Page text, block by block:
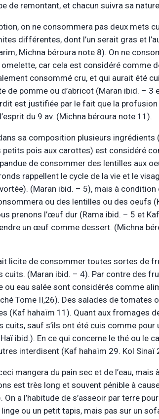
de remontant, et chacun suivra sa
on ne consommera pas deux mets
différentes, dont l’un serait gras et
Michna béroura note 8). On ne
car cela est considéré comme
consommé cru, et qui aurait été
de pomme ou d’abricot (Maran ibid. – 3
est justifiée par le fait que la
du 9 av. (Michna béroura note 11).
sa composition plusieurs ingrédients
petits pois aux carottes) est considéré
de consommer des lentilles aux
rappellent le cycle de la vie et le
(Maran ibid. – 5), mais à
ou des lentilles ou des oeufs
prenons l’œuf dur (Rama ibid. – 5 et
un œuf comme dessert. (Michna
licite de consommer toutes sortes de
cuits. (Maran ibid. – 4). Par contre des
ou eau salée sont considérés comme
Tome II,26). Des salades de tomates
(Kaf hahaïm 11). Quant aux fromages
sauf s’ils ont été cuis comme pour
ibid.). En ce qui concerne le thé ou le
interdisent (Kaf hahaïm 29. Kol Sinaï
mangera du pain sec et de l’eau, mais
est très long et souvent pénible à
a l’habitude de s’asseoir par terre
ou un petit tapis, mais pas sur un